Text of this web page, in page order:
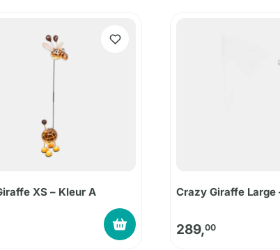
XS – Kleur A Crazy Giraffe Large
289,00